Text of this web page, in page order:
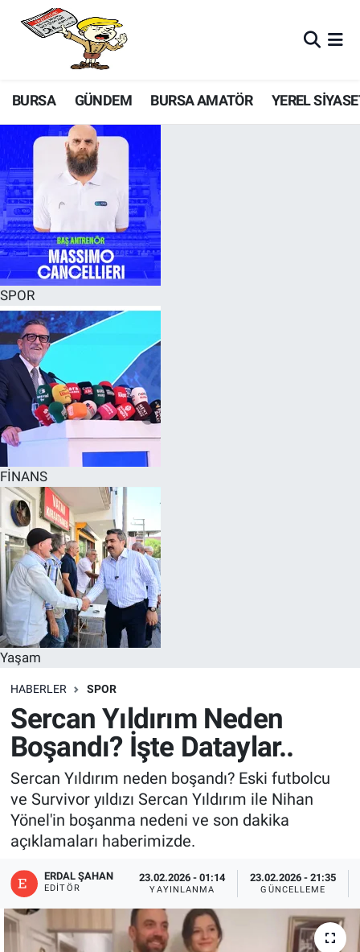
BURSA GÜNDEM BURSA AMATÖR YEREL
SPOR
FİNANS
Yaşam
HABERLER SPOR
Sercan Yıldırım Neden
Boşandı? İşte Dataylar..
Sercan Yıldırım neden boşandı? Eski futbolcu
ve Survivor yıldızı Sercan Yıldırım ile Nihan
Yönel'in boşanma nedeni ve son dakika
açıklamaları haberimizde.
ERDAL ŞAHAN
EDITÖR
23.02.2026 - 01:14
YAYINLANMA
23.02.2026 - 21:35
GÜNCELLEME